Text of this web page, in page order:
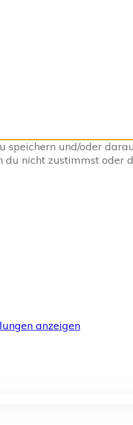
und/oder
nicht zustimmst
anzeigen